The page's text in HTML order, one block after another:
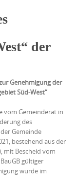
der
Genehmigung der
Süd-West“
vom Gemeinderat in
des
Gemeinde
bestehend aus der
mit Bescheid vom
gültiger
wurde im